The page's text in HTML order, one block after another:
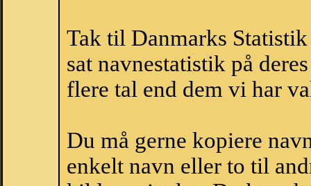
Tak til Danmarks
sat navnestatistik på
flere tal end dem vi har
Du må gerne kopiere
enkelt navn eller to til